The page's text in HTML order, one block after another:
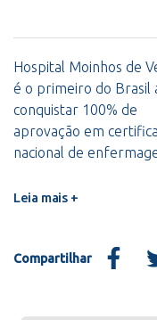
Hospital Moinhos de
é o primeiro do Brasil
conquistar 100% de
aprovação em
nacional de
Leia mais +
Compartilhar